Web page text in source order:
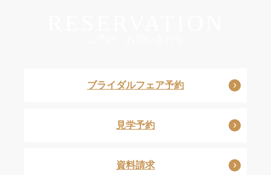
ブライダルフェア予約
見学予約
資料請求